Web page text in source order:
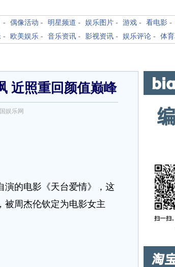
- 偶像活动 - 明星频道 - 娱乐图片 - 游戏 - 看电影 -
- 欧美娱乐 - 音乐资讯 - 影视资讯 - 娱乐评论 - 体
近照重回颜值巅峰
娱乐网
的电影《天台爱情》，这
被周杰伦钦定为电影女主